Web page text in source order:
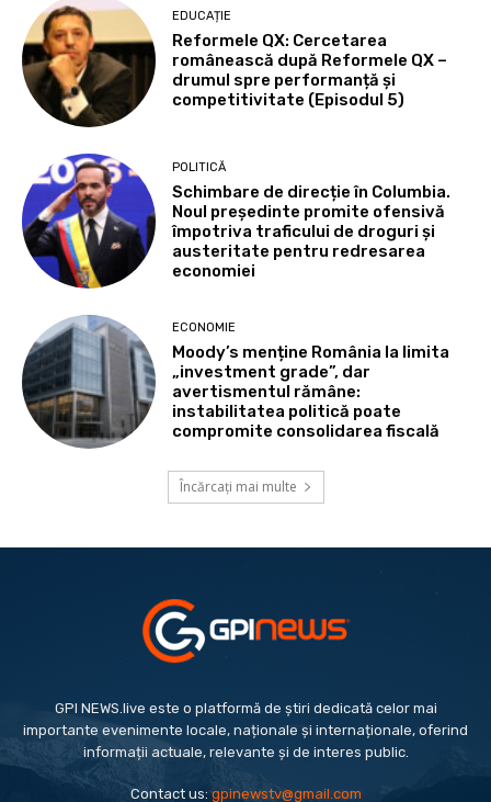
EDUCAȚIE
Reformele QX: Cercetarea
românească după Reformele QX –
drumul spre performanță și
competitivitate (Episodul 5)
POLITICĂ
Schimbare de direcție în Columbia.
Noul președinte promite ofensivă
împotriva traficului de droguri și
austeritate pentru redresarea
economiei
ECONOMIE
Moody’s menține România la limita
„investment grade”, dar
avertismentul rămâne:
instabilitatea politică poate
compromite consolidarea fiscală
Încărcați mai multe
GPI NEWS.live este o platformă de știri dedicată celor mai
importante evenimente locale, naționale și internaționale, oferind
informații actuale, relevante și de interes public.
Contact us:gpinewstv@gmail.com